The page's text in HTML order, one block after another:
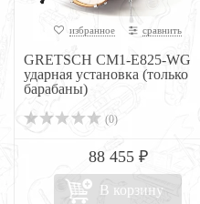
избранное сравнить
GRETSCH CM1-E825-WG
ударная установка (только
барабаны)
(0)
88 455 ₽
В корзину